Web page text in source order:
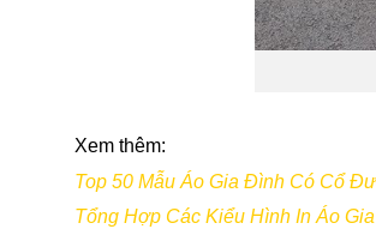
Xem thêm:
Top 50 Mẫu Áo Gia Đình Có Cổ
Tổng Hợp Các Kiểu Hình In Áo